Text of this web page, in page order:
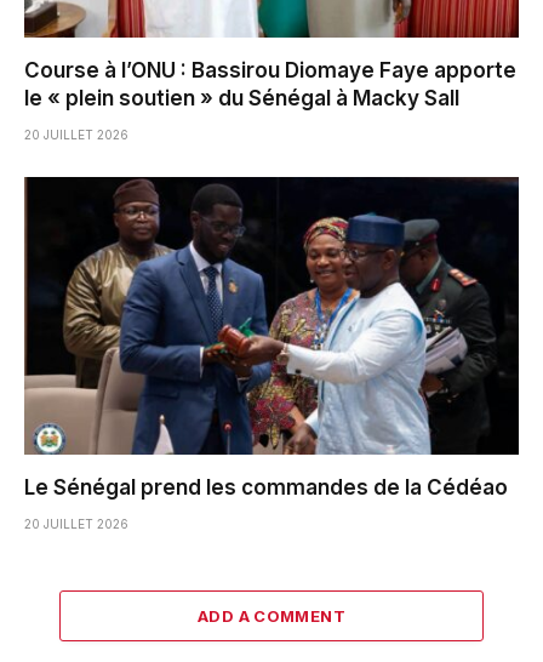
Course à l’ONU : Bassirou Diomaye Faye apporte
le « plein soutien » du Sénégal à Macky Sall
20 JUILLET 2026
Le Sénégal prend les commandes de la Cédéao
20 JUILLET 2026
ADD A COMMENT